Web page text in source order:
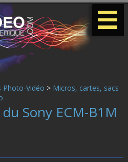
Photo-Vidéo > Micros, cartes, sacs
Sony ECM-B1M
-
-
-